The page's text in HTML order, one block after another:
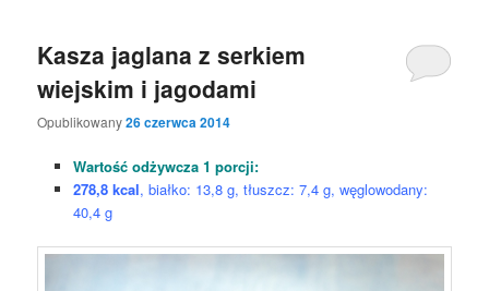
Kasza jaglana z serkiem
wiejskim i jagodami
Opublikowany26 czerwca 2014
Wartość odżywcza 1 porcji:
278,8 kcal, białko: 13,8 g, tłuszcz: 7,4 g, węglowodany:
40,4 g